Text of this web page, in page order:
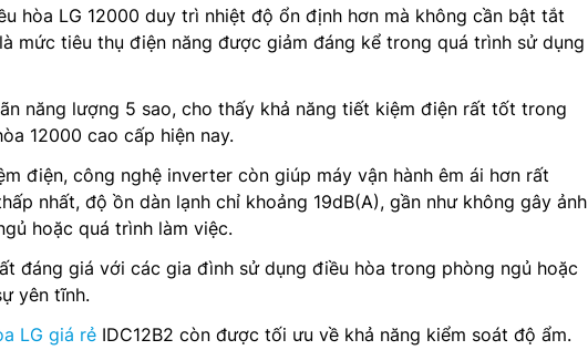
hòa LG 12000 duy trì nhiệt độ ổn định hơn mà không cần bật tắt
mức tiêu thụ điện năng được giảm đáng kể trong quá trình sử dụng
năng lượng 5 sao, cho thấy khả năng tiết kiệm điện rất tốt trong
12000 cao cấp hiện nay.
điện, công nghệ inverter còn giúp máy vận hành êm ái hơn rất
nhất, độ ồn dàn lạnh chỉ khoảng 19dB(A), gần như không gây ảnh
hoặc quá trình làm việc.
đáng giá với các gia đình sử dụng điều hòa trong phòng ngủ hoặc
yên tĩnh.
LG giá rẻ IDC12B2 còn được tối ưu về khả năng kiểm soát độ ẩm.